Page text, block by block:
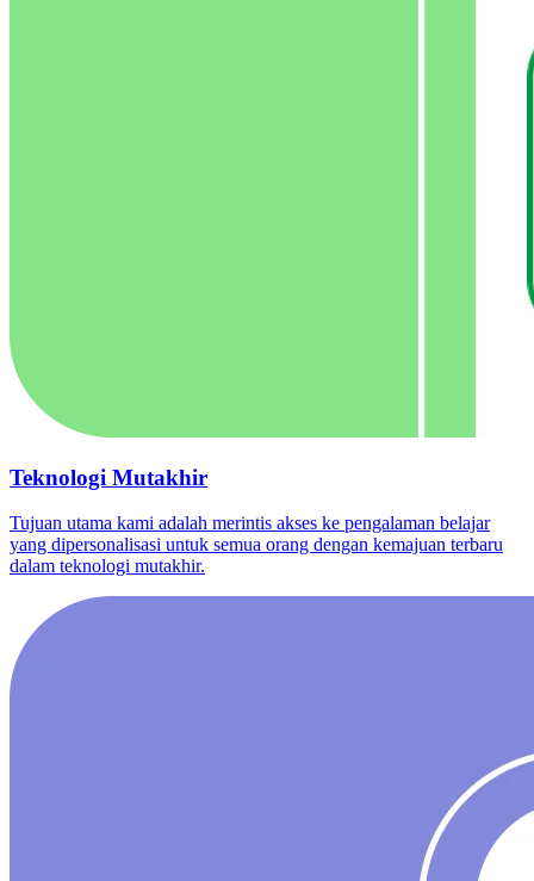
Teknologi Mutakhir
Tujuan utama kami adalah merintis akses ke pengalaman belajar
yang dipersonalisasi untuk semua orang dengan kemajuan terbaru
dalam teknologi mutakhir.